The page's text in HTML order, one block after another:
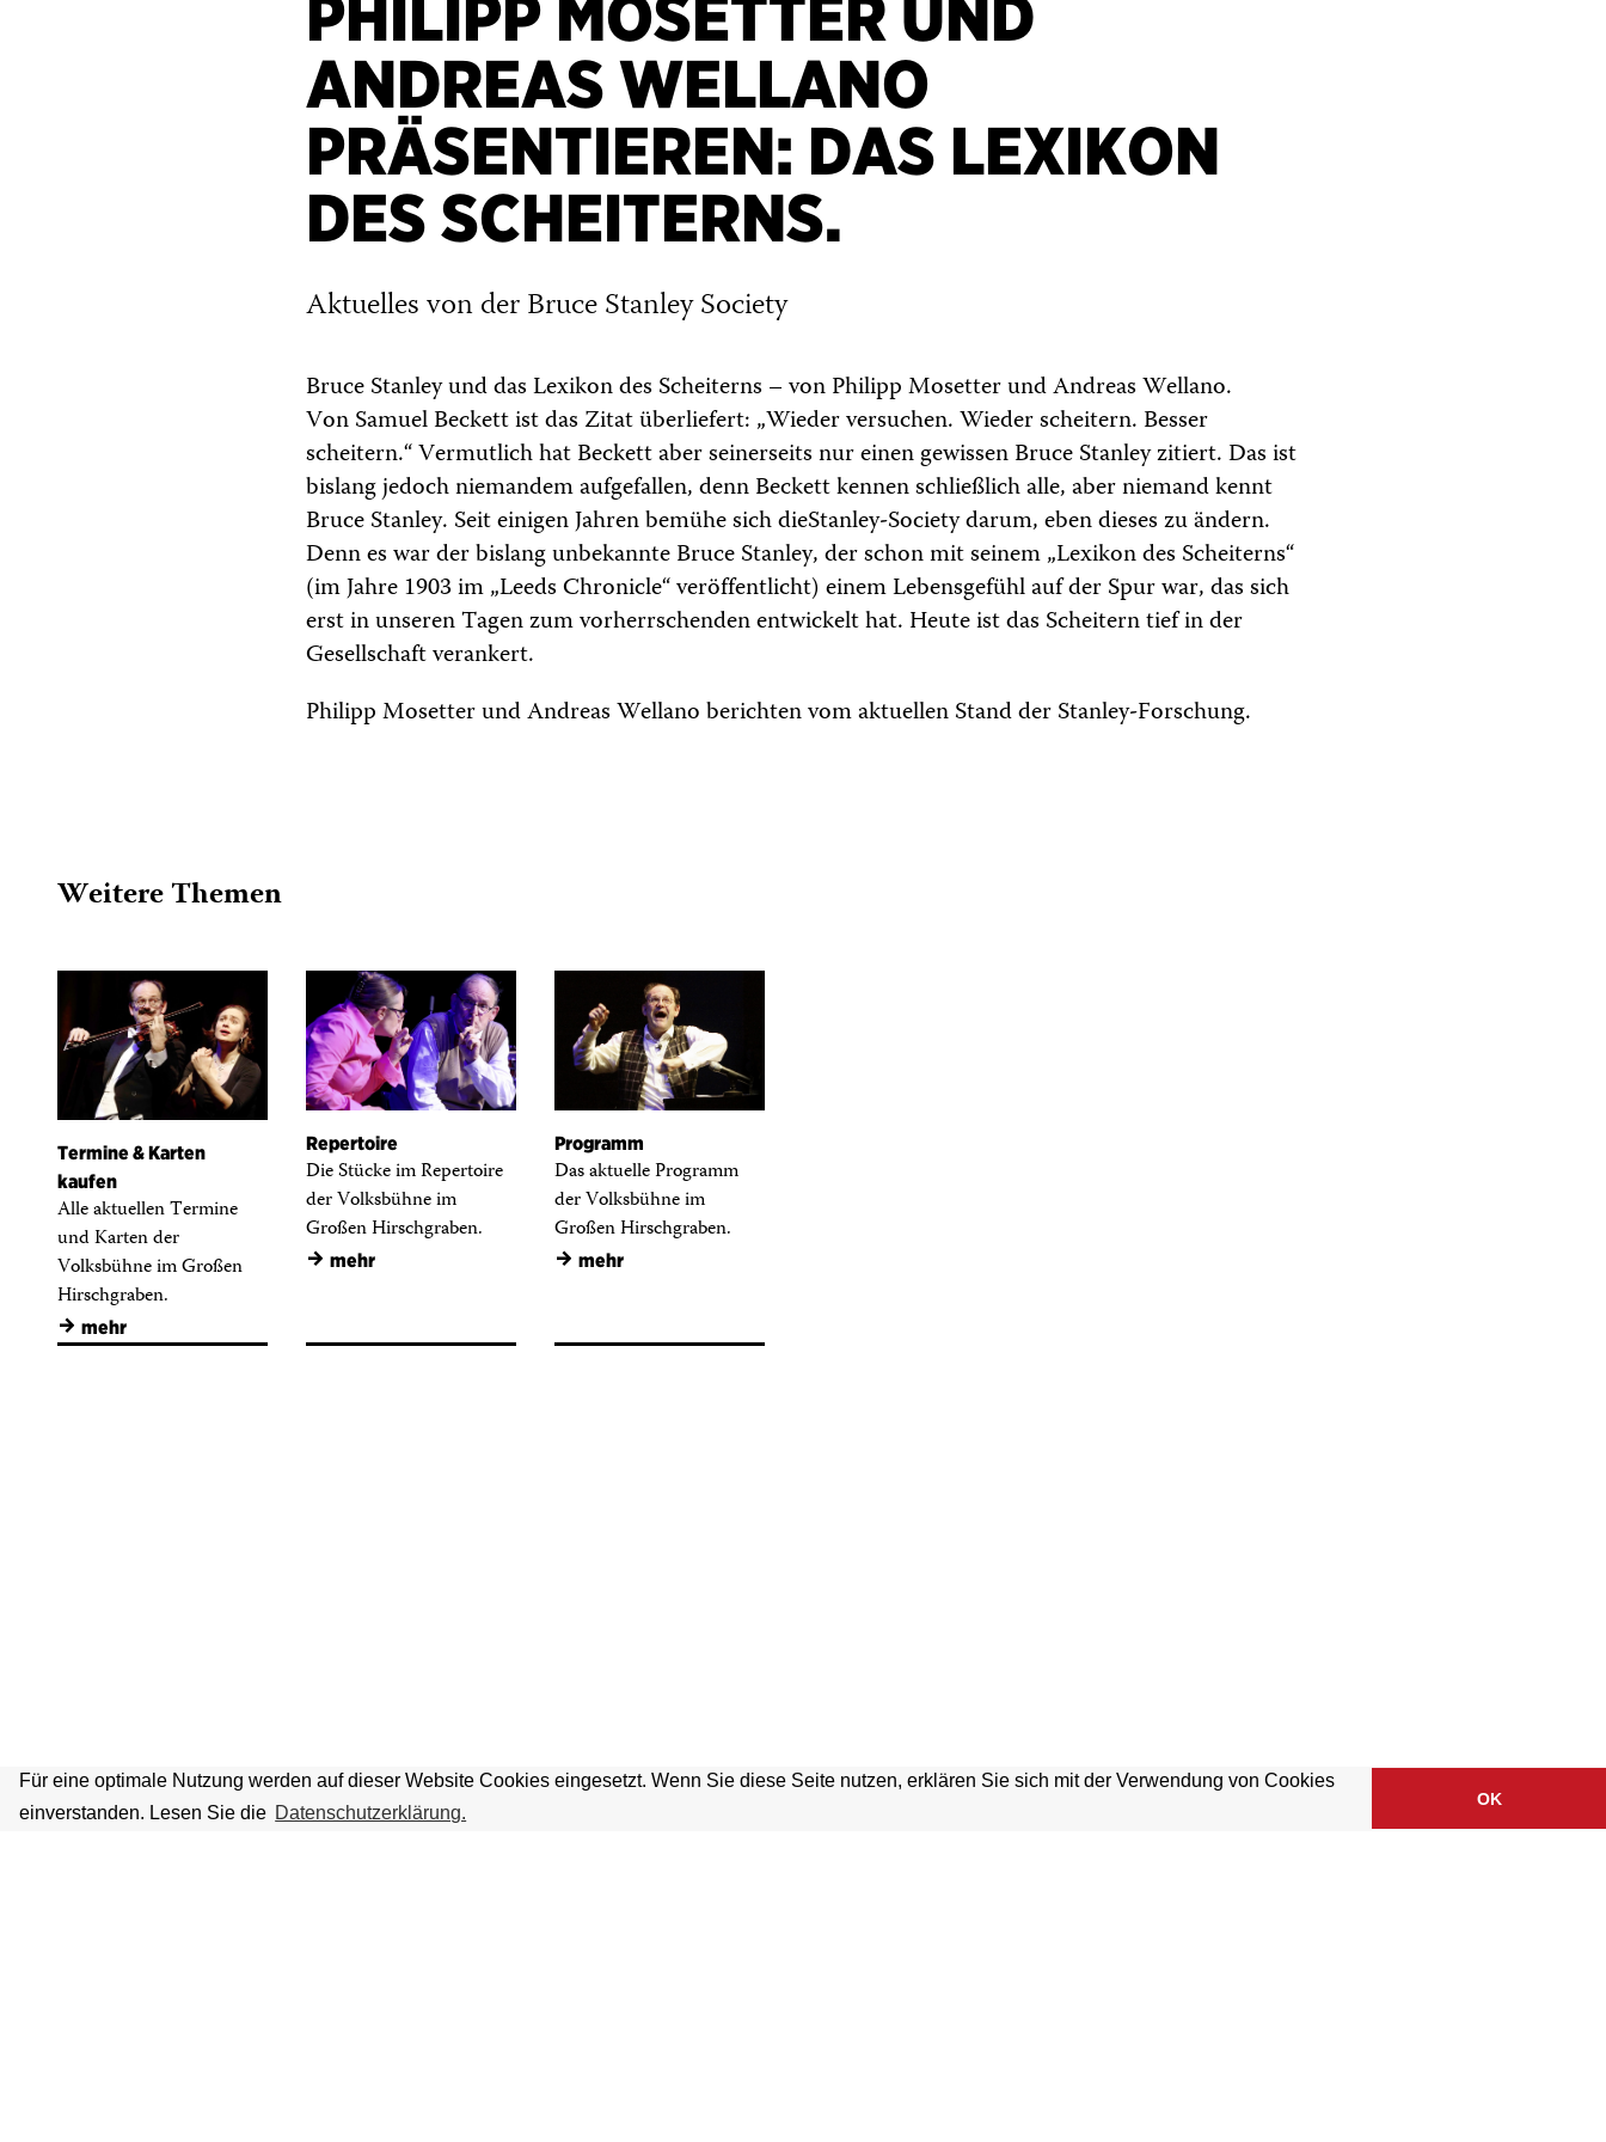
Für eine optimale Nutzung werden auf dieser Website Cookies eingesetzt. Wenn Sie diese Seite nutzen, erklären Sie sich mit der Verwendung von Cookies
einverstanden. Lesen Sie die Datenschutzerklärung.
OK
PHILIPP MOSETTER UND
ANDREAS WELLANO
PRÄSENTIEREN: DAS LEXIKON
DES SCHEITERNS.
Aktuelles von der Bruce Stanley Society
Bruce Stanley und das Lexikon des Scheiterns – von Philipp Mosetter und Andreas Wellano.
Von Samuel Beckett ist das Zitat überliefert: „Wieder versuchen. Wieder scheitern. Besser
scheitern.“ Vermutlich hat Beckett aber seinerseits nur einen gewissen Bruce Stanley zitiert. Das ist
bislang jedoch niemandem aufgefallen, denn Beckett kennen schließlich alle, aber niemand kennt
Bruce Stanley. Seit einigen Jahren bemühe sich dieStanley-Society darum, eben dieses zu ändern.
Denn es war der bislang unbekannte Bruce Stanley, der schon mit seinem „Lexikon des Scheiterns“
(im Jahre 1903 im „Leeds Chronicle“ veröffentlicht) einem Lebensgefühl auf der Spur war, das sich
erst in unseren Tagen zum vorherrschenden entwickelt hat. Heute ist das Scheitern tief in der
Gesellschaft verankert.
Philipp Mosetter und Andreas Wellano berichten vom aktuellen Stand der Stanley-Forschung.
Weitere Themen
Termine & Karten
kaufen
Alle aktuellen Termine
und Karten der
Volksbühne im Großen
Hirschgraben.
→ mehr
Repertoire
Die Stücke im Repertoire
der Volksbühne im
Großen Hirschgraben.
→ mehr
Programm
Das aktuelle Programm
der Volksbühne im
Großen Hirschgraben.
→ mehr